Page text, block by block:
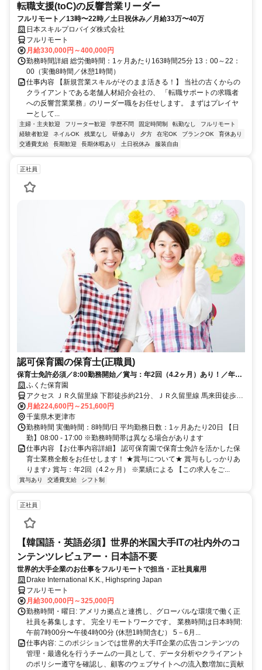
転職支援(toC)の反響営業リーダー
フルリモート／13時〜22時／土日祝休み／月給33万〜40万
日本スキルプロバイダ株式会社
フルリモート
月給330,000円～400,000円
勤務時間詳細 総労働時間：1ヶ月あたり163時間25分 13：00～22：
00（実働8時間／休憩1時間）
仕事内容 【新規営業スキルがそのまま活きる！】 当社の古くからの
クライアントである老舗人材紹介会社の、 「転職サポートの求職者
への反響営業業務」のリーダー職をお任せします。 まずはプレイヤ
ーとして...
主婦・主夫歓迎 フリーター歓迎 学歴不問 固定時間制 転勤なし
フルリモート
経験者歓迎
ネイルOK 残業なし 研修あり 夕方 在宅OK ブランクOK
育休あり
交通費支給
長期歓迎 長期休暇あり 土日祝休み 服装自由
正社員
認可保育園の保育士(正職員)
保育士免許必須／8:00勤務開始／賞与：年2回（4.2ヶ月）あり！／年間
休日123日◎
ふくた保育園
アクセス ＪＲ久留里線 下郡徒歩約21分、ＪＲ久留里線 馬来田徒歩約
33分、ＪＲ久留里線 東横田徒歩約52分
月給224,600円～251,600円
千葉県木更津市
勤務時間 実働時間：8時間/日 平均勤務日数：1ヶ月あたり20日 【日
勤】08:00 - 17:00 ※勤務時間帯は異なる場合があります
仕事内容 【お仕事内容詳細】 認可保育園で保育士免許を活かした保
育士業務全般をお任せします！ ★賞与について★ 賞与もしっかりあ
ります♪ 賞与：年2回（4.2ヶ月） ※業績による 【この求人をご...
賞与あり 交通費支給 シフト制
正社員
【韓国語・英語必須】世界的米国大手ITの社内外のコ
ンテンツレビュアー・日本語不要
世界的大手企業のお仕事をフルリモートで担当・正社員雇用
Drake International K.K., Highspring Japan
フルリモート
月給300,000円～325,000円
勤務時間・曜日: アメリカ拠点と連携し、グローバルな環境で働く正
社員を募集します。 完全リモートワークです。 業務時間は日本時間:
午前7時00分〜午後4時00分 (休憩1時間含む） 5－6月...
仕事内容: このポジションでは世界的大手IT企業の広告コンテンツの
管理・最適化を行うチームの一員として、データ分析やクライアント
のポリシー遵守を確認し、顧客のウェブサイトへの流入数増加に貢献